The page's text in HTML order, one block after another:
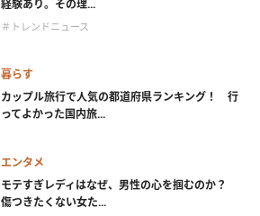
経験あり。その理...
＃トレンドニュース
暮らす
カップル旅行で人気の都道府県ランキング！ 行
ってよかった国内旅...
エンタメ
モテすぎレディはなぜ、男性の心を掴むのか？
傷つきたくない女た...